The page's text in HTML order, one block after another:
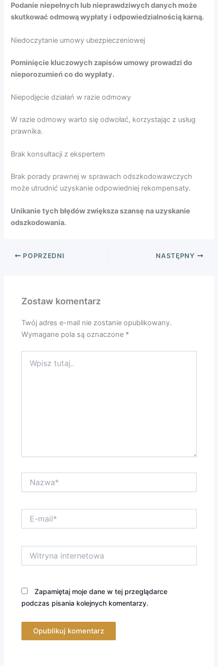
Podanie niepełnych lub nieprawdziwych danych może
skutkować odmową wypłaty i odpowiedzialnością karną.
Niedoczytanie umowy ubezpieczeniowej
Pominięcie kluczowych zapisów umowy prowadzi do
nieporozumień co do wypłaty.
Niepodjęcie działań w razie odmowy
W razie odmowy warto się odwołać, korzystając z usług
prawnika.
Brak konsultacji z ekspertem
Brak porady prawnej w sprawach odszkodowawczych
może utrudnić uzyskanie odpowiedniej rekompensaty.
Unikanie tych błędów zwiększa szansę na uzyskanie
odszkodowania.
POPRZEDNI NASTĘPNY
Zostaw komentarz
Twój adres e-mail nie zostanie opublikowany.
Wymagane pola są oznaczone *
tutaj..
mail*
internetowa
Zapamiętaj moje dane w tej przeglądarce
podczas pisania kolejnych komentarzy.